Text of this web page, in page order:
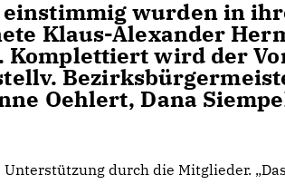
wurden in
Klaus-Alexander
Komplettiert wird der
Oehlert, Dana
durch die Mitglieder.